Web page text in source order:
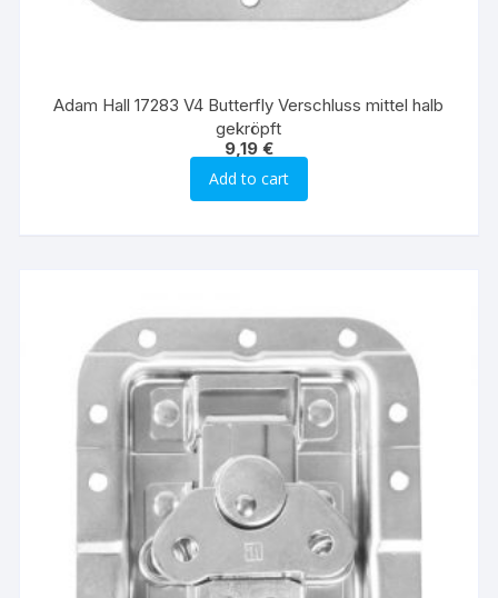
Adam Hall 17283 V4 Butterfly Verschluss mittel halb
gekröpft
9,19 €
Add to cart